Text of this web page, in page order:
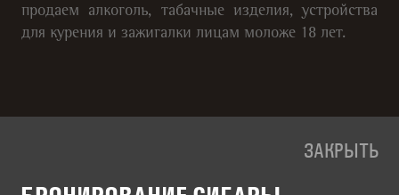
продаем алкоголь, табачные изделия, устройства
для курения и зажигалки лицам моложе 18 лет.
ЗАКРЫТЬ